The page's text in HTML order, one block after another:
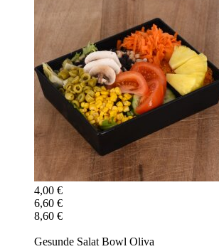
4,00 €
6,60 €
8,60 €
Gesunde Salat Bowl Oliva